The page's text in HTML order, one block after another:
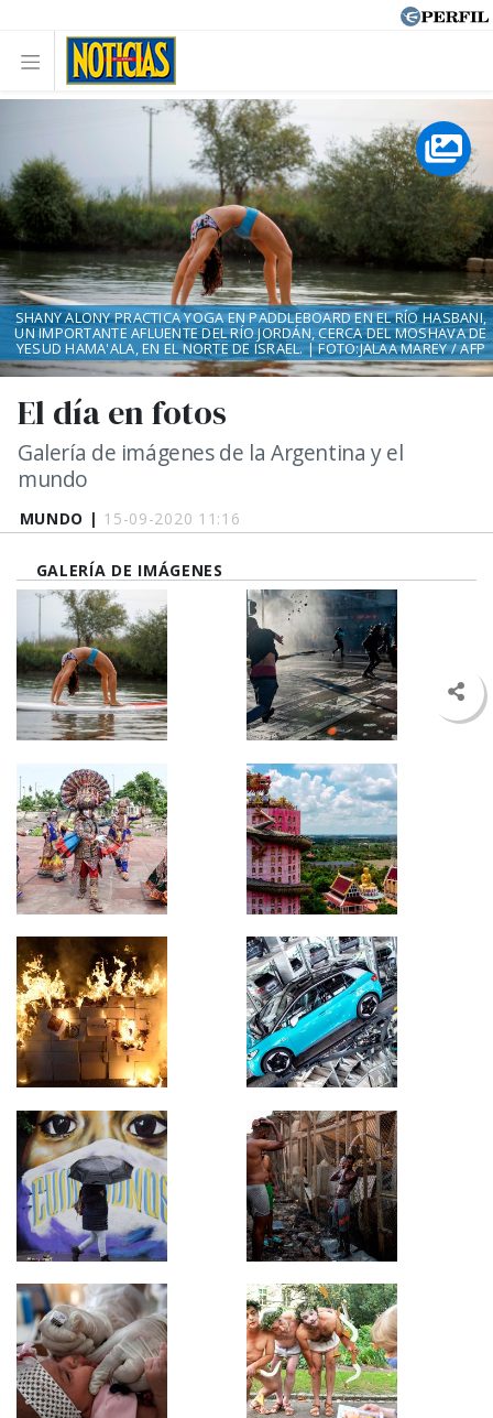
MUNDO | 15-09-2020 11:16
El día en fotos
Galería de imágenes de la Argentina y el
mundo
SHANY ALONY PRACTICA YOGA EN PADDLEBOARD EN EL RÍO HASBANI,
UN IMPORTANTE AFLUENTE DEL RÍO JORDÁN, CERCA DEL MOSHAVA DE
YESUD HAMA'ALA, EN EL NORTE DE ISRAEL. | FOTO:JALAA MAREY / AFP
GALERÍA DE IMÁGENES